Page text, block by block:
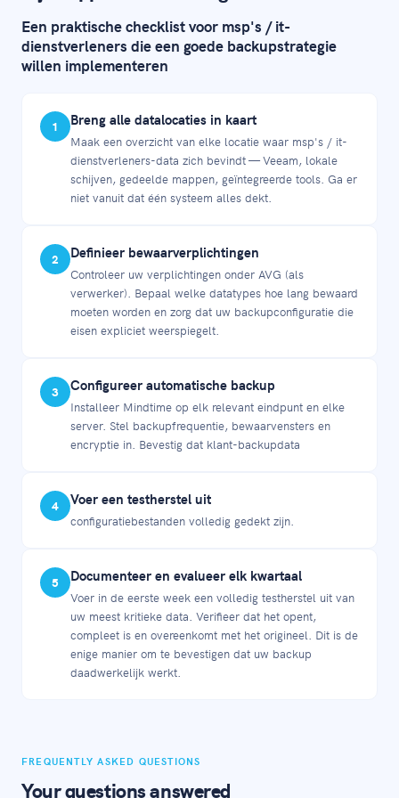
Een praktische checklist voor msp's / it-
dienstverleners die een goede backupstrategie
willen implementeren
1 Breng alle datalocaties in kaart
Maak een overzicht van elke locatie waar msp's / it-
dienstverleners-data zich bevindt — Veeam, lokale
schijven, gedeelde mappen, geïntegreerde tools. Ga er
niet vanuit dat één systeem alles dekt.
2 Definieer bewaarverplichtingen
Controleer uw verplichtingen onder AVG (als
verwerker). Bepaal welke datatypes hoe lang bewaard
moeten worden en zorg dat uw backupconfiguratie die
eisen expliciet weerspiegelt.
3 Configureer automatische backup
Installeer Mindtime op elk relevant eindpunt en elke
server. Stel backupfrequentie, bewaarvensters en
encryptie in. Bevestig dat klant-backupdata
4 Voer een testherstel uit
configuratiebestanden volledig gedekt zijn.
5 Documenteer en evalueer elk kwartaal
Voer in de eerste week een volledig testherstel uit van
uw meest kritieke data. Verifieer dat het opent,
compleet is en overeenkomt met het origineel. Dit is de
enige manier om te bevestigen dat uw backup
daadwerkelijk werkt.
FREQUENTLY ASKED QUESTIONS
Your questions answered